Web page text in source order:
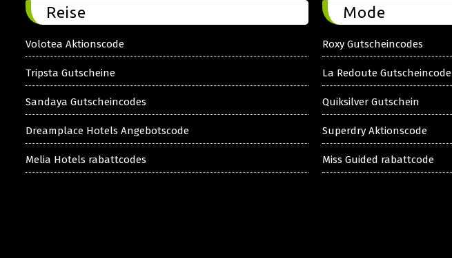
Reise
Volotea Aktionscode
Tripsta Gutscheine
Sandaya Gutscheincodes
Dreamplace Hotels Angebotscode
Melia Hotels rabattcodes
Mode
Roxy Gutscheincodes
La Redoute Gutscheincode
Quiksilver Gutschein
Superdry Aktionscode
Miss Guided rabattcode